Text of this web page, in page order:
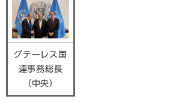
グテーレス国
連事務総長
（中央）